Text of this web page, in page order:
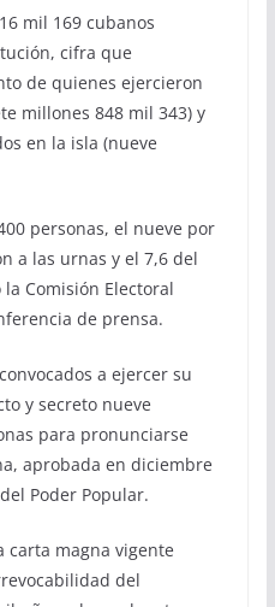
mil 169 cubanos
cifra que
de quienes ejercieron
millones 848 mil 343) y
en la isla (nueve
personas, el nueve por
a las urnas y el 7,6 del
Comisión Electoral
de prensa.
a ejercer su
y secreto nueve
para pronunciarse
aprobada en diciembre
Poder Popular.
carta magna vigente
del